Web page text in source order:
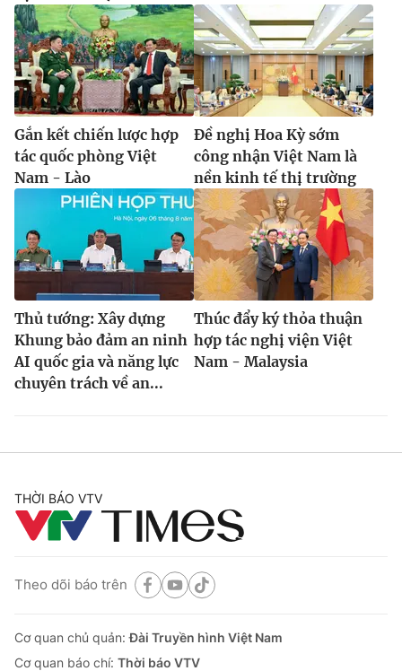
Gắn kết chiến lược hợp
tác quốc phòng Việt
Nam - Lào
Đề nghị Hoa Kỳ sớm
công nhận Việt Nam là
nền kinh tế thị trường
Thủ tướng: Xây dựng
Khung bảo đảm an ninh
AI quốc gia và năng lực
chuyên trách về an...
Thúc đẩy ký thỏa thuận
hợp tác nghị viện Việt
Nam - Malaysia
THỜI BÁO VTV
Theo dõi báo trên
Cơ quan chủ quản:Đài Truyền hình Việt Nam
Cơ quan báo chí: Thời báo VTV